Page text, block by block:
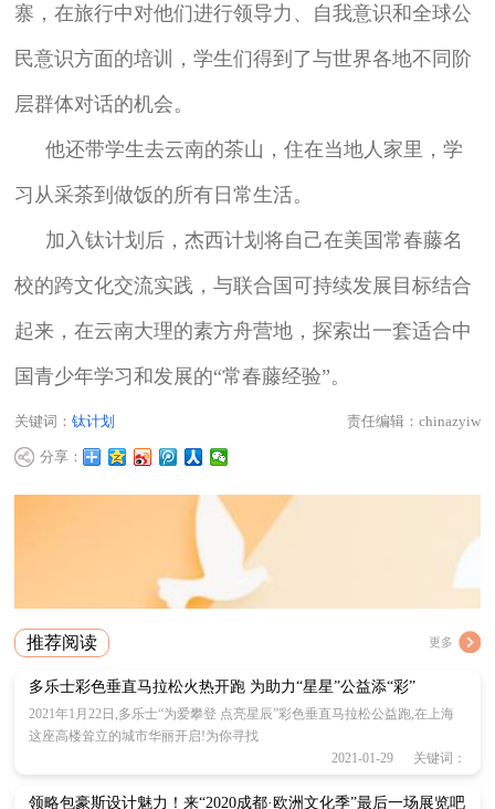
寨，在旅行中对他们进行领导力、自我意识和全球公
民意识方面的培训，学生们得到了与世界各地不同阶
层群体对话的机会。
他还带学生去云南的茶山，住在当地人家里，学
习从采茶到做饭的所有日常生活。
加入钛计划后，杰西计划将自己在美国常春藤名
校的跨文化交流实践，与联合国可持续发展目标结合
起来，在云南大理的素方舟营地，探索出一套适合中
国青少年学习和发展的“常春藤经验”。
关键词：钛计划 责任编辑：chinazyiw
分享：
推荐阅读 更多
多乐士彩色垂直马拉松火热开跑 为助力“星星”公益添“彩”
2021年1月22日,多乐士“为爱攀登 点亮星辰”彩色垂直马拉松公益跑,在上海
这座高楼耸立的城市华丽开启!为你寻找
2021-01-29 关键词：
领略包豪斯设计魅力！来“2020成都·欧洲文化季”最后一场展览吧